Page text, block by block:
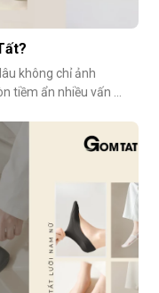
không chỉ ảnh
tiềm ẩn nhiều vấn đề
bình của một đôi
dụng thường xuyên